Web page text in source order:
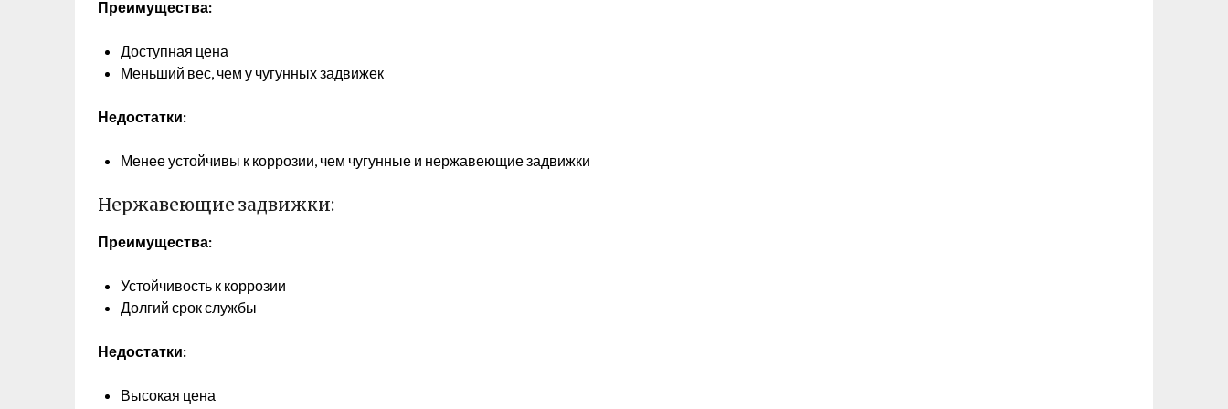
Преимущества:
Доступная цена
Меньший вес, чем у чугунных задвижек
Недостатки:
Менее устойчивы к коррозии, чем чугунные и нержавеющие задвижки
Нержавеющие задвижки:
Преимущества:
Устойчивость к коррозии
Долгий срок службы
Недостатки:
Высокая цена